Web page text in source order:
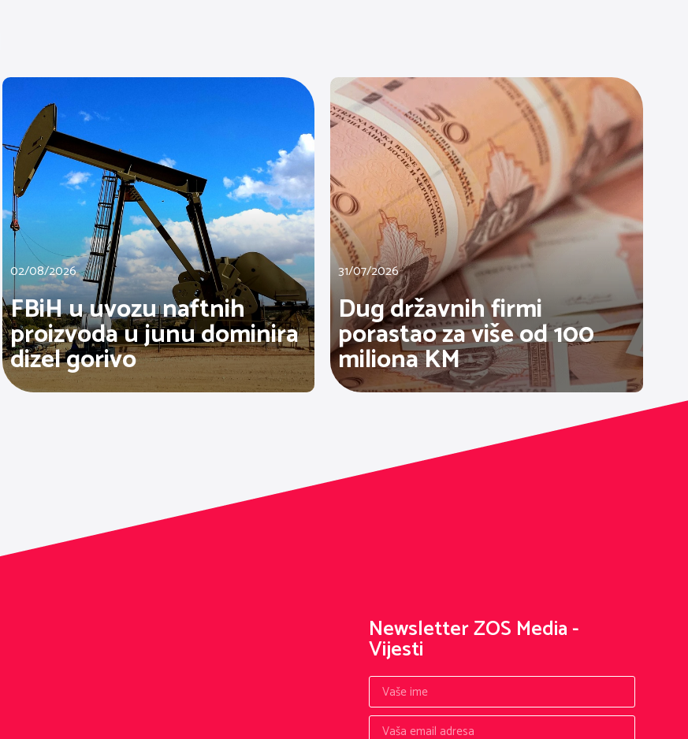
02/08/2026
FBiH u uvozu naftnih
proizvoda u junu dominira
dizel gorivo
31/07/2026
Dug državnih firmi
porastao za više od 100
miliona KM
Newsletter ZOS Media -
Vijesti